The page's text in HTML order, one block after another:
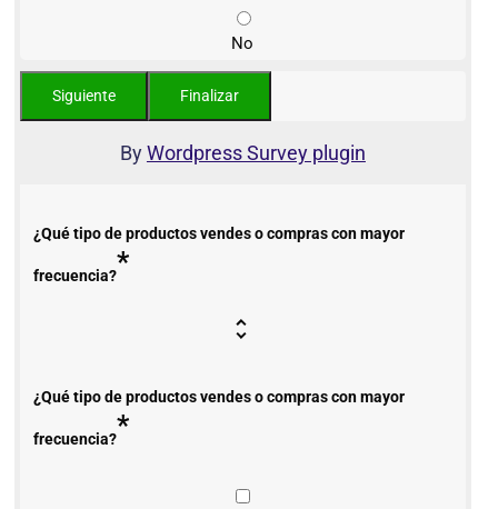
No
ByWordpress Survey plugin
¿Qué tipo de productos vendes o compras con mayor
frecuencia?*
¿Qué tipo de productos vendes o compras con mayor
frecuencia?*